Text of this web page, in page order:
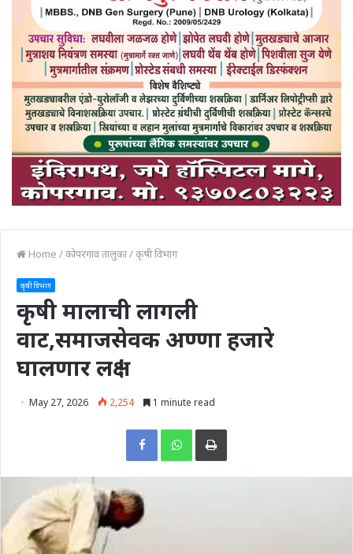
Home /कोपरगाव तालुका/कृषी विभाग
कृषी विभाग
कृषी मालाची लागली
वाट,समाजसेवक अण्णा हजारे
घालणार लक्ष !
May 27, 2026 2,254 1 minute read
Print